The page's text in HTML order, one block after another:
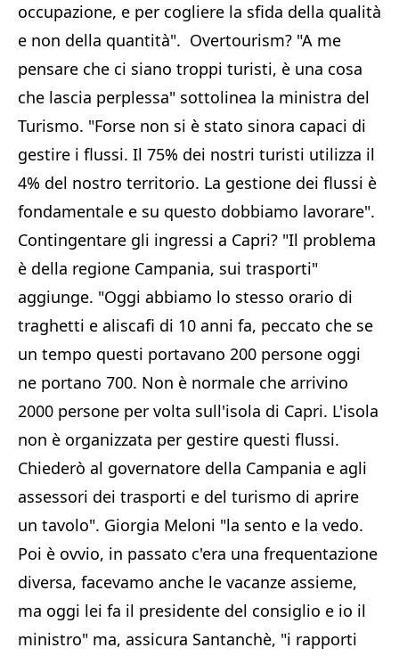
occupazione, e per cogliere la sfida della qualità
e non della quantità". Overtourism? "A me
pensare che ci siano troppi turisti, è una cosa
che lascia perplessa" sottolinea la ministra del
Turismo. "Forse non si è stato sinora capaci di
gestire i flussi. Il 75% dei nostri turisti utilizza il
4% del nostro territorio. La gestione dei flussi è
fondamentale e su questo dobbiamo lavorare".
Contingentare gli ingressi a Capri? "Il problema
è della regione Campania, sui trasporti"
aggiunge. "Oggi abbiamo lo stesso orario di
traghetti e aliscafi di 10 anni fa, peccato che se
un tempo questi portavano 200 persone oggi
ne portano 700. Non è normale che arrivino
2000 persone per volta sull'isola di Capri. L'isola
non è organizzata per gestire questi flussi.
Chiederò al governatore della Campania e agli
assessori dei trasporti e del turismo di aprire
un tavolo". Giorgia Meloni "la sento e la vedo.
Poi è ovvio, in passato c'era una frequentazione
diversa, facevamo anche le vacanze assieme,
ma oggi lei fa il presidente del consiglio e io il
ministro" ma, assicura Santanchè, "i rapporti